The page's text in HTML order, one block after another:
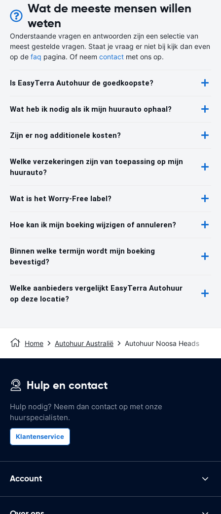
Wat de meeste mensen willen
weten
Onderstaande vragen en antwoorden zijn een selectie van
meest gestelde vragen. Staat je vraag er niet bij kijk dan even
op de faq pagina. Of neem contact met ons op.
Is EasyTerra Autohuur de goedkoopste?
Wat heb ik nodig als ik mijn huurauto ophaal?
Zijn er nog additionele kosten?
Welke verzekeringen zijn van toepassing op mijn
huurauto?
Wat is het Worry-Free label?
Hoe kan ik mijn boeking wijzigen of annuleren?
Binnen welke termijn wordt mijn boeking
bevestigd?
Welke aanbieders vergelijkt EasyTerra Autohuur
op deze locatie?
Home Autohuur Australië Autohuur Noosa Heads
Hulp en contact
Hulp nodig? Neem dan contact op met onze
huurspecialisten.
Klantenservice
Account